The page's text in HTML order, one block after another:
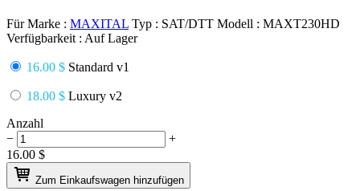
Für Marke : MAXITAL Typ : SAT/DTT Modell : MAXT230HD
Verfügbarkeit : Auf Lager
16.00 $ Standard v1
18.00 $ Luxury v2
Anzahl
−
+
16.00 $
Zum Einkaufswagen hinzufügen